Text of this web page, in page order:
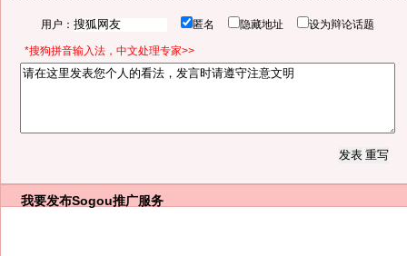
用户： 匿名 隐藏地址 设为辩论话题
*搜狗拼音输入法，中文处理专家>>
我要发布Sogou推广服务